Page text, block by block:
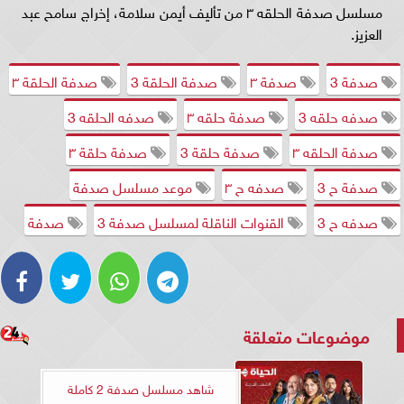
مسلسل صدفة الحلقه ٣ من تأليف أيمن سلامة، إخراج سامح عبد
العزيز.
صدفة 3
صدفة ٣ صدفة الحلقة 3
صدفة الحلقة ٣
صدفه حلقه 3
صدفة حلقه ٣
صدفه الحلقه 3
صدفة الحلقه ٣
صدفة حلقة 3
صدفة حلقة ٣
صدفة ح 3
صدفه ح ٣
موعد مسلسل صدفة
صدفه ح 3
القنوات الناقلة لمسلسل صدفة 3 صدفة
موضوعات متعلقة
شاهد مسلسل صدفة 2 كاملة